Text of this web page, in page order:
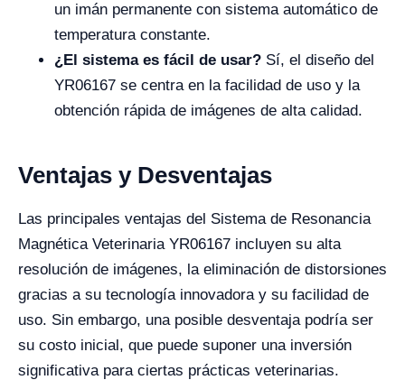
un imán permanente con sistema automático de
temperatura constante.
¿El sistema es fácil de usar? Sí, el diseño del
YR06167 se centra en la facilidad de uso y la
obtención rápida de imágenes de alta calidad.
Ventajas y Desventajas
Las principales ventajas del Sistema de Resonancia
Magnética Veterinaria YR06167 incluyen su alta
resolución de imágenes, la eliminación de distorsiones
gracias a su tecnología innovadora y su facilidad de
uso. Sin embargo, una posible desventaja podría ser
su costo inicial, que puede suponer una inversión
significativa para ciertas prácticas veterinarias.